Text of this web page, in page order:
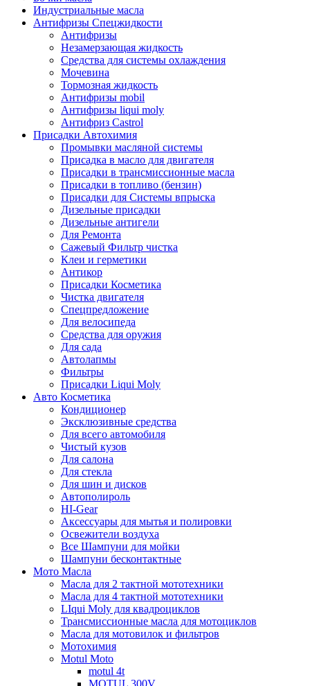
Индустриальные масла
Антифризы Спецжидкости
Антифризы
Незамерзающая жидкость
Средства для системы охлаждения
Мочевина
Тормозная жидкость
Антифризы mobil
Антифризы liqui moly
Антифриз Castrol
Присадки Автохимия
Промывки масляной системы
Присадка в масло для двигателя
Присадки в трансмиссионные масла
Присадки в топливо (бензин)
Присадки для Системы впрыска
Дизельные присадки
Дизельные антигели
Для Ремонта
Сажевый Фильтр чистка
Клеи и герметики
Антикор
Присадки Косметика
Чистка двигателя
Спецпредложение
Для велосипеда
Средства для оружия
Для сада
Автолапмы
Фильтры
Присадки Liqui Moly
Авто Косметика
Кондиционер
Эксклюзивные средства
Для всего автомобиля
Чистый кузов
Для салона
Для стекла
Для шин и дисков
Автополироль
HI-Gear
Аксессуары для мытья и полировки
Освежители воздуха
Все Шампуни для мойки
Шампуни бесконтактные
Мото Масла
Масла для 2 тактной мототехники
Масла для 4 тактной мототехники
LIqui Moly для квадроциклов
Трансмиссионные масла для мотоциклов
Масла для мотовилок и фильтров
Мотохимия
Motul Moto
motul 4t
MOTUL 300V